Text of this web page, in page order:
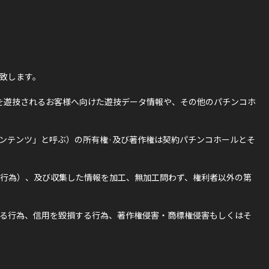
ます。
技されるお客様へ向けた遊技データ情報や、その他のパチンコホ
ンツ」と呼ぶ）の所有権·及び著作権は契約パチンコホールとそ
為）、及び収集した情報を加工、無加工問わず、権利者以外の第
行為、信用を毀損する行為、著作権侵害・商標権侵害もしくはそ